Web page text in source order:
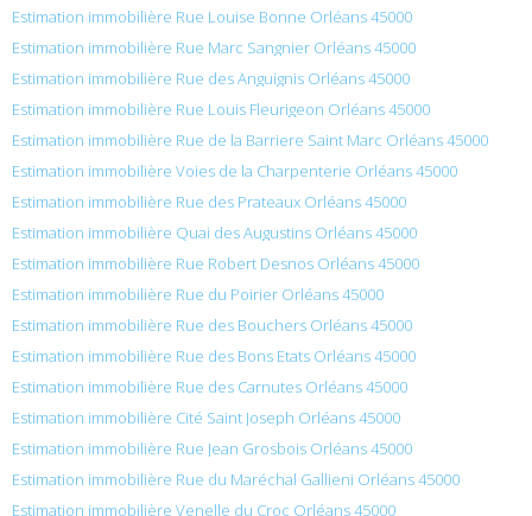
Estimation immobilière Rue Louise Bonne Orléans 45000
Estimation immobilière Rue Marc Sangnier Orléans 45000
Estimation immobilière Rue des Anguignis Orléans 45000
Estimation immobilière Rue Louis Fleurigeon Orléans 45000
Estimation immobilière Rue de la Barriere Saint Marc Orléans 45000
Estimation immobilière Voies de la Charpenterie Orléans 45000
Estimation immobilière Rue des Prateaux Orléans 45000
Estimation immobilière Quai des Augustins Orléans 45000
Estimation immobilière Rue Robert Desnos Orléans 45000
Estimation immobilière Rue du Poirier Orléans 45000
Estimation immobilière Rue des Bouchers Orléans 45000
Estimation immobilière Rue des Bons Etats Orléans 45000
Estimation immobilière Rue des Carnutes Orléans 45000
Estimation immobilière Cité Saint Joseph Orléans 45000
Estimation immobilière Rue Jean Grosbois Orléans 45000
Estimation immobilière Rue du Maréchal Gallieni Orléans 45000
Estimation immobilière Venelle du Croc Orléans 45000